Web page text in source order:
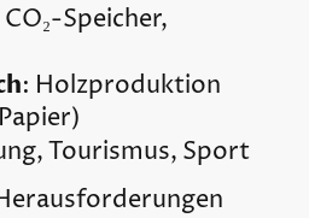
Speicher,
: Holzproduktion
Tourismus, Sport